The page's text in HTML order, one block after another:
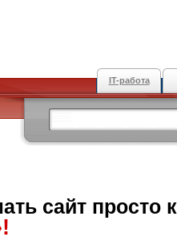
IT-работа
сайт просто